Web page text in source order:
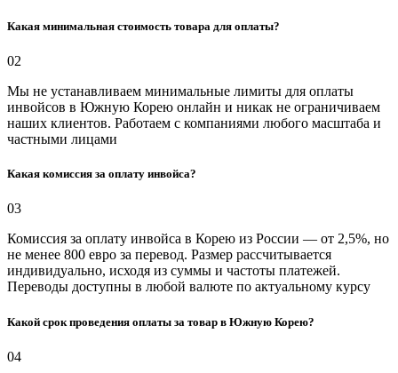
Какая минимальная стоимость товара для оплаты?
02
Мы не устанавливаем минимальные лимиты для оплаты
инвойсов в Южную Корею онлайн и никак не ограничиваем
наших клиентов. Работаем с компаниями любого масштаба и
частными лицами
Какая комиссия за оплату инвойса?
03
Комиссия за оплату инвойса в Корею из России — от 2,5%, но
не менее 800 евро за перевод. Размер рассчитывается
индивидуально, исходя из суммы и частоты платежей.
Переводы доступны в любой валюте по актуальному курсу
Какой срок проведения оплаты за товар в Южную Корею?
04